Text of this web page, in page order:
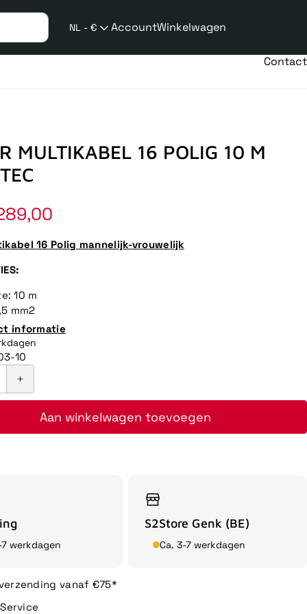
NL - €
taalwijziging
AccountWinkelwagen
Contact
MULTIKABEL 16 POLIG 10 M
16 Polig mannelijk-vrouwelijk
10 m
mm2
informatie
10
Aan winkelwagen toevoegen
7 werkdagen
S2Store Genk (BE)
Ca. 3-7 werkdagen
vanaf €75*